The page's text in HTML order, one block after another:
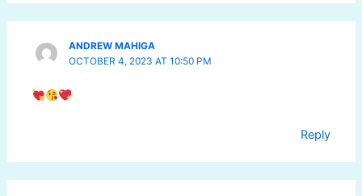
ANDREW MAHIGA
OCTOBER 4, 2023 AT 10:50 PM
Reply